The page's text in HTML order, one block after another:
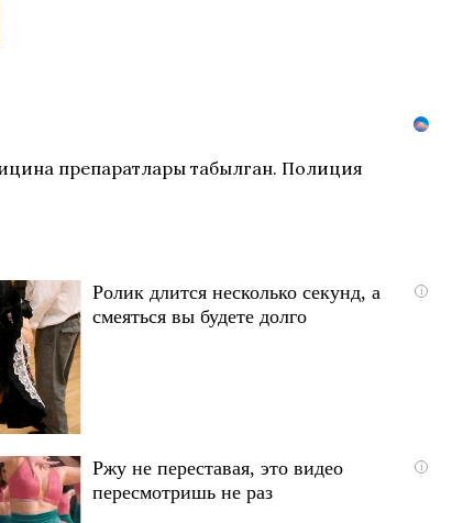
препаратлары табылган. Полиция
i
Ролик длится несколько секунд, а
смеяться вы будете долго
i
Ржу не переставая, это видео
пересмотришь не раз